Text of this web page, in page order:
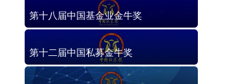
第十八届中国基金业金牛奖
第十二届中国私募金牛奖